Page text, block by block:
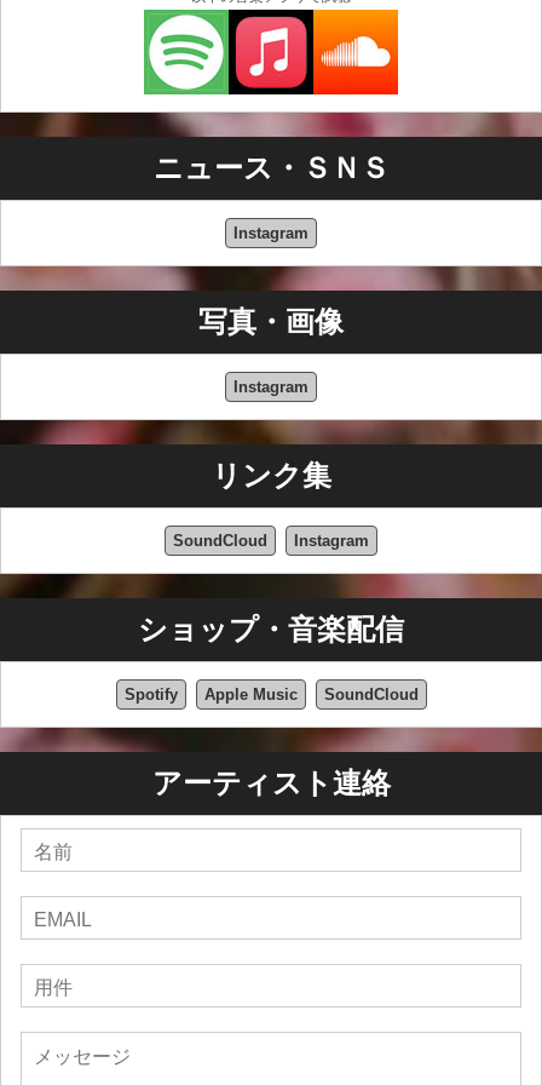
ニュース・ＳＮＳ
Instagram
写真・画像
Instagram
リンク集
SoundCloud Instagram
ショップ・音楽配信
Spotify Apple Music SoundCloud
アーティスト連絡